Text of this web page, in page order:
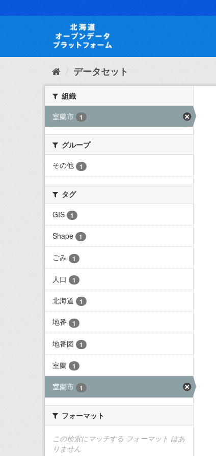
キ
て
データセット
組織
室蘭市
1
グループ
その他
1
タグ
GIS
1
Shape 1
ごみ 1
人口 1
北海道 1
地番 1
地番図 1
室蘭 1
室蘭市 1
フォーマット
この検索にマッチする フォーマット はあ
りません